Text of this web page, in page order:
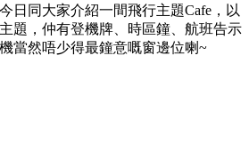
日同大家介紹一間飛行主題Cafe，以
題，仲有登機牌、時區鐘、航班告示
當然唔少得最鐘意嘅窗邊位喇~